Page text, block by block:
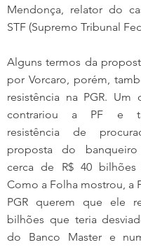
Mendonça, relator do
STF (Supremo Tribunal
Alguns termos da
por Vorcaro, porém,
resistência na PGR. Um
contrariou a PF e
resistência de
proposta do
cerca de R$ 40
Como a Folha mostrou, a
PGR querem que ele
bilhões que teria
do Banco Master e